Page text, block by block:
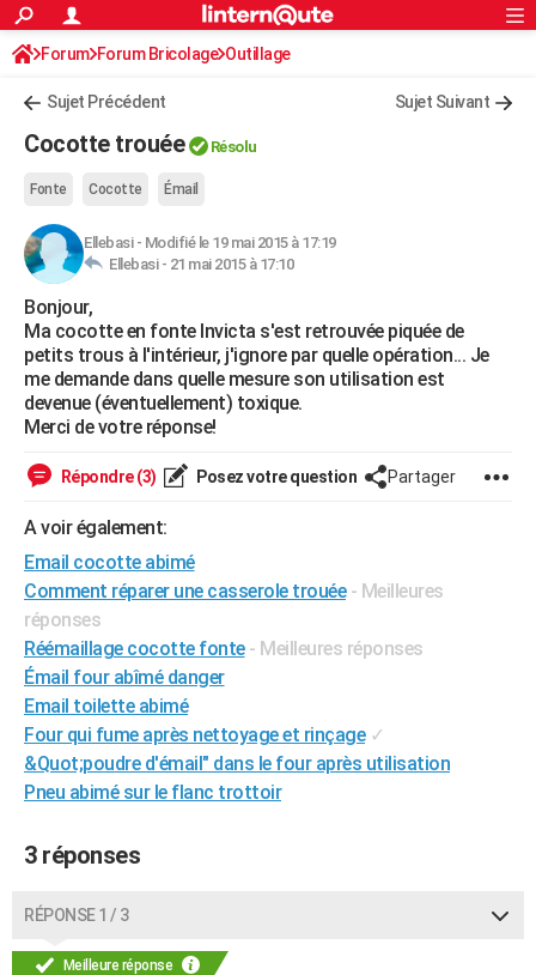
ACTUALITÉS
Politique
Société
Faits Divers
Education
Monde
Villes
+
AUTO
Essais
Réserver un essai
Citadines
Berlines
SUV
Forum auto
+HIGH-TECH
Mobiles
Meilleur smartphone
Internet
Ordinateurs
Jeux vidéo
Guide high-tech
+BRICOLAGE
Forum
Aménagement intérieur
Extérieur
Cuisine
Salle de bains
Jardinage
Rangement
WEEK-END
Guides de France
Escapades
Patrimoine
Expositions
Musées
Week-end nature
+LIFESTYLE
Art de vivre
Bien-être
Loisirs
Mode
Modes de vie
SANTE
VOYAGE
Destinations
City break
Voyage nature
Voyage de noces
Forum
Climat
+PHOTO
GUIDES D'ACHAT
BONS PLANS
CARTE DE VOEUX
Carte de Noël
Carte Bonne année
Carte Saint-Valentin
Carte Pâques
Carte d'anniversaire
DICTIONNAIRE
Dictionnaire
Biographies
Citations
Expressions
Proverbes
COPAINS D'AVANT
AVIS DE DÉCÈS
FORUM
S'inscrire
Connexion
Forum Forum Bricolage Outillage
Sujet Précédent Sujet Suivant
Cocotte trouée Résolu
Fonte Cocotte Émail
Ellebasi- Modifié le 19 mai 2015 à 17:19
Ellebasi - 21 mai 2015 à 17:10
Bonjour,
Ma cocotte en fonte Invicta s'est retrouvée piquée de
petits trous à l'intérieur, j'ignore par quelle opération... Je
me demande dans quelle mesure son utilisation est
devenue (éventuellement) toxique.
Merci de votre réponse!
Répondre (3) Posez votre question Partager
A voir également:
Email cocotte abimé
Comment réparer une casserole trouée - Meilleures
réponses
Réémaillage cocotte fonte - Meilleures réponses
Émail four abîmé danger
Email toilette abimé
Four qui fume après nettoyage et rinçage ✓
&Quot;poudre d'émail" dans le four après utilisation
Pneu abimé sur le flanc trottoir
3 réponses
RÉPONSE 1 / 3
Meilleure réponse